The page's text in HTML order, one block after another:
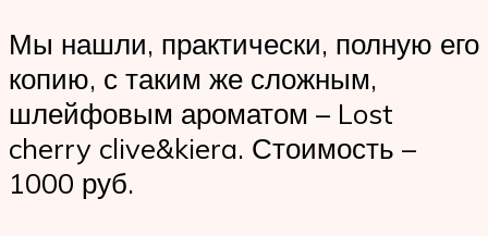
Мы нашли, практически, полную его
копию, с таким же сложным,
шлейфовым ароматом – Lost
cherry clive&kiera. Стоимость –
1000 руб.